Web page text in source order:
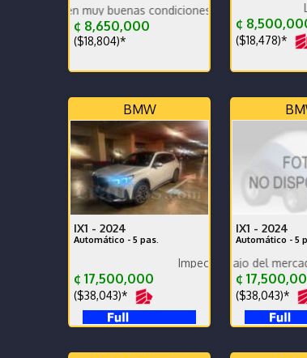
muy buenas condiciones tanto mecánicas como
¢ 8,650,000
($18,804)*
Llantas
¢
($18,478)*
En perfecto estado
BMW
IX1 - 2024
Automático - 5 pas.
Impecable urge vender
¢ 17,500,000
($38,043)*
IX1 - 2024
Automático - 5
Urge vender Precio más bajo del mercado Urge
¢
($38,043)*